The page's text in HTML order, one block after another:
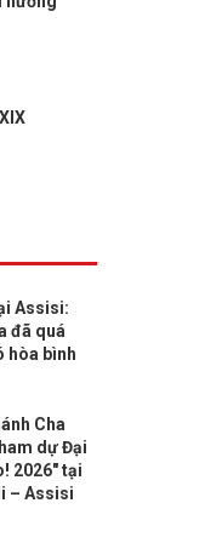
Assisi:
đã quá
hòa bình
Cha
dự Đại
2026" tại
– Assisi